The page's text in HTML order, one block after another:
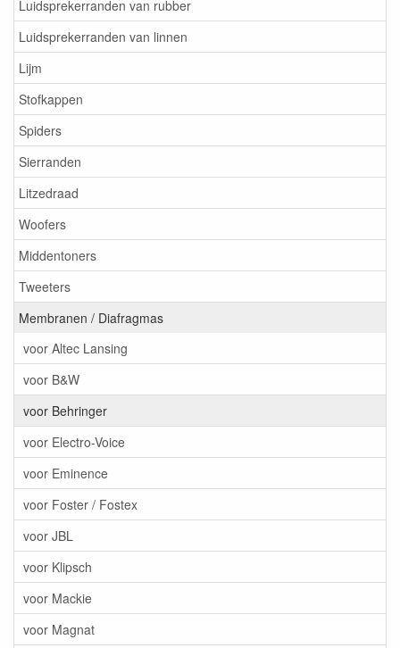
Luidsprekerranden van rubber
Luidsprekerranden van linnen
Lijm
Stofkappen
Spiders
Sierranden
Litzedraad
Woofers
Middentoners
Tweeters
Membranen / Diafragmas
voor Altec Lansing
voor B&W
voor Behringer
voor Electro-Voice
voor Eminence
voor Foster / Fostex
voor JBL
voor Klipsch
voor Mackie
voor Magnat